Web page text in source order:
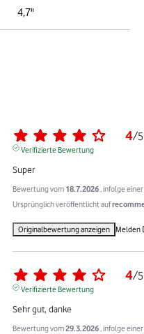
4,7"
4/5
Verifizierte Bewertung
Super
Bewertung vom 18.7.2026 , infolge
Ursprünglich veröffentlicht auf
Originalbewertung anzeigen Melden
4/5
Verifizierte Bewertung
Sehr gut, danke
Bewertung vom29.3.2026 , infolge